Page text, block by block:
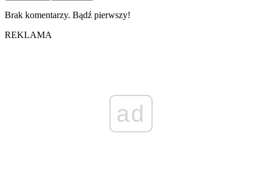
Brak komentarzy. Bądź pierwszy!
REKLAMA
ad